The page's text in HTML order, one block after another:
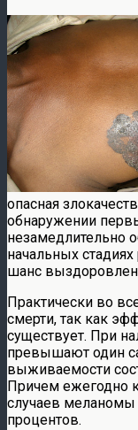
опасная
обнаружении
незамедлительно
начальных
шанс
Практически во
смерти, так как
существует. При
превышают один
выживаемости
Причем ежегодно
случаев меланомы
процентов.